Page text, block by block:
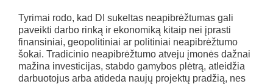
Tyrimai rodo, kad DI sukeltas neapibrėžtumas gali
paveikti darbo rinką ir ekonomiką kitaip nei įprasti
finansiniai, geopolitiniai ar politiniai neapibrėžtumo
šokai. Tradicinio neapibrėžtumo atveju įmonės dažnai
mažina investicijas, stabdo gamybos plėtrą, atleidžia
darbuotojus arba atideda naujų projektų pradžią, nes